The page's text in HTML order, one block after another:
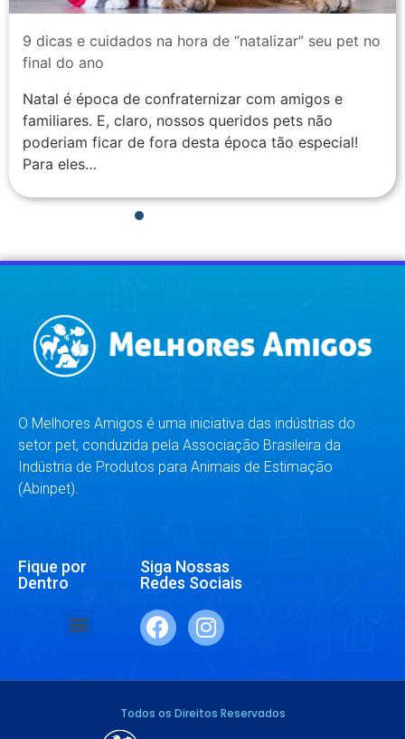
9 dicas e cuidados na hora de “natalizar” seu pet no
final do ano
Natal é época de confraternizar com amigos e
familiares. E, claro, nossos queridos pets não
poderiam ficar de fora desta época tão especial!
Para eles…
O Melhores Amigos é uma iniciativa das indústrias do
setor pet, conduzida pela Associação Brasileira da
Indústria de Produtos para Animais de Estimação
(Abinpet).
Fique por
Dentro
Siga Nossas
Redes Sociais
Todos os Direitos Reservados